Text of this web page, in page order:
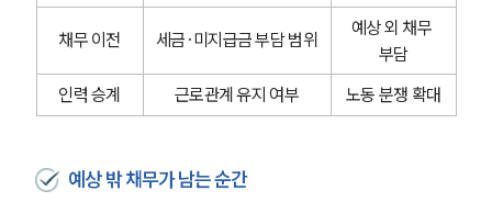
채무 이전 세금·미지급금 부담 범위
예상 외 채무
부담
인력 승계
근로관계 유지 여부 노동 분쟁 확대
예상 밖 채무가 남는 순간